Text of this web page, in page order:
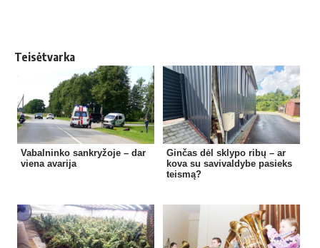
Teisėtvarka
Vabalninko sankryžoje – dar
viena avarija
Ginčas dėl sklypo ribų – ar
kova su savivaldybe pasieks
teismą?